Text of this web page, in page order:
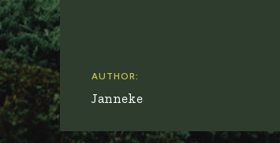
AUTHOR:
Janneke